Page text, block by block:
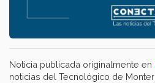
Noticia publicada originalmente en
noticias del Tecnológico de